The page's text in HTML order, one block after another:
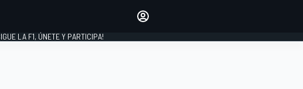
LA F1, ÚNETE Y PARTICIPA!